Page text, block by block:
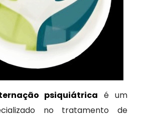
psiquiátrica é um
no tratamento de